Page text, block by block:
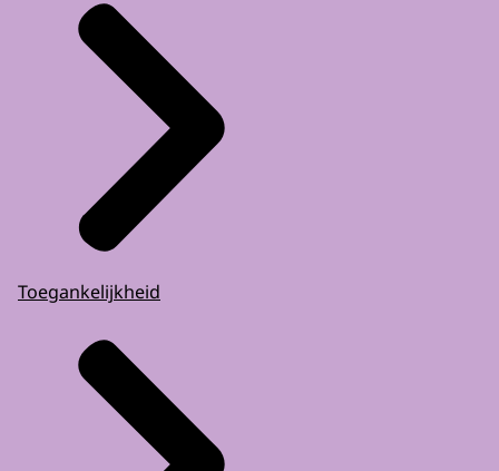
Toegankelijkheid